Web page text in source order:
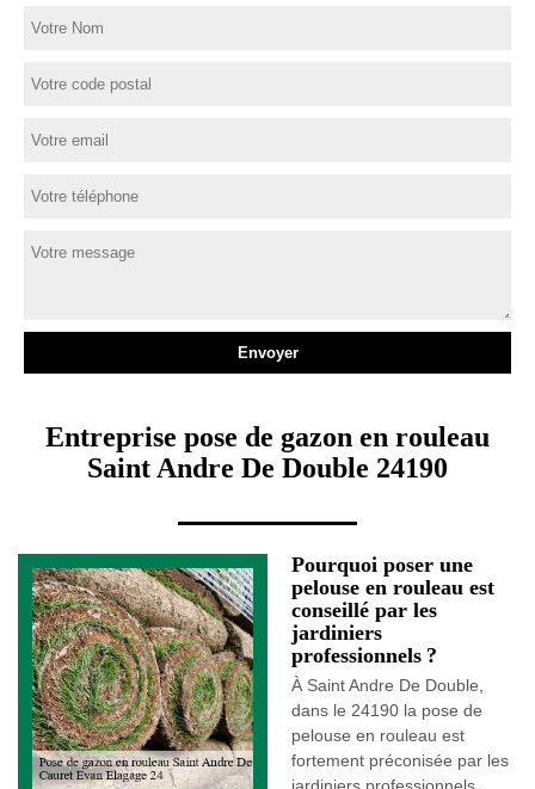
Entreprise pose de gazon en rouleau
Saint Andre De Double 24190
Pourquoi poser une
pelouse en rouleau est
conseillé par les
jardiniers
professionnels ?
À Saint Andre De Double,
dans le 24190 la pose de
pelouse en rouleau est
fortement préconisée par les